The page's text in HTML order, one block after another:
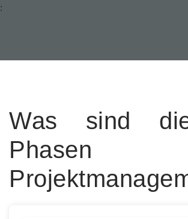
:
Was sind
Phasen